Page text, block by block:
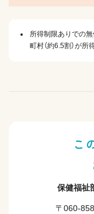
所得制限ありでの無
町村（約6.5割）が
こ
保健福祉
〒060-